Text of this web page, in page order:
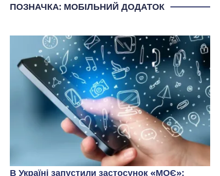
ПОЗНАЧКА: МОБІЛЬНИЙ ДОДАТОК
В Україні запустили застосунок «МОЄ»: